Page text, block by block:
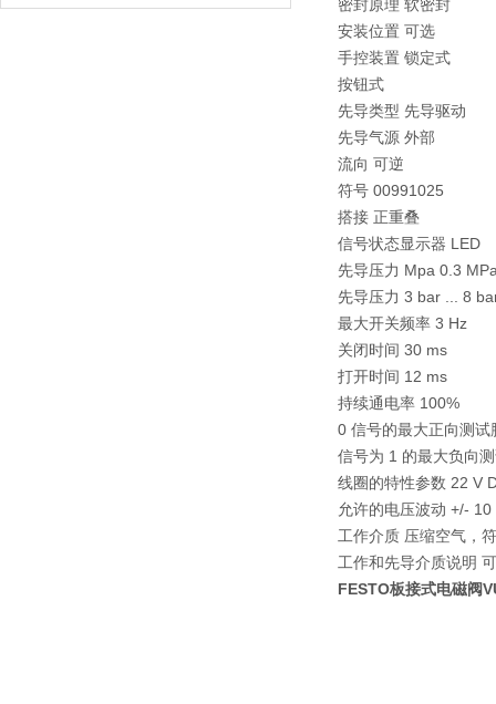
密封原理 软密封
安装位置 可选
手控装置 锁定式
按钮式
先导类型 先导驱动
先导气源 外部
流向 可逆
符号 00991025
搭接 正重叠
信号状态显示器 LED
先导压力 Mpa 0.3
先导压力 3 bar ... 8
最大开关频率 3 Hz
关闭时间 30 ms
打开时间 12 ms
持续通电率 100%
0 信号的最大正向测试
信号为 1 的最大负向
线圈的特性参数 22 V
允许的电压波动 +/- 10
工作介质 压缩空气，
工作和先导介质说明
FESTO板接式电磁阀